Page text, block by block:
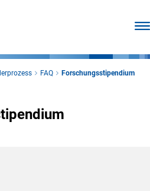
FAQ Forschungsstipendium